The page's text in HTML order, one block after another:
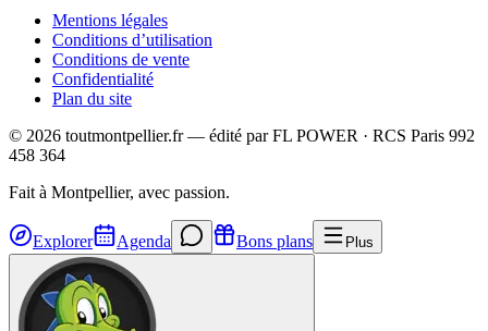
Mentions légales
Conditions d’utilisation
Conditions de vente
Confidentialité
Plan du site
© 2026 toutmontpellier.fr — édité parFL POWER · RCS Paris 992
458 364
Fait à Montpellier, avec passion.
Explorer Agenda Bons plans Plus